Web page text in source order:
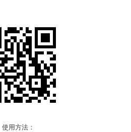
使用方法：